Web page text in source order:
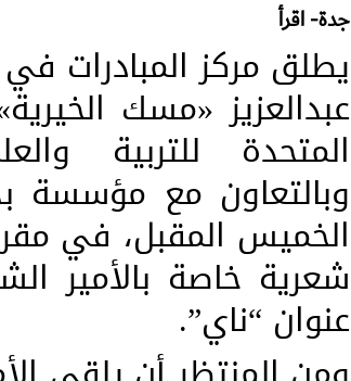
جدة- اقرأ
يطلق مركز المبادرات
عبدالعزيز «مسك
المتحدة للتربية
وبالتعاون مع مؤسسة
الخميس المقبل، في
شعرية خاصة بالأمير
عنوان “ناي”.